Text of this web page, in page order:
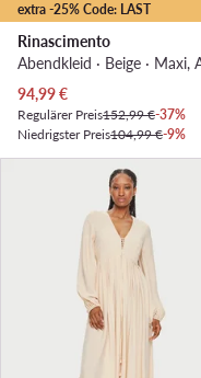
extra -25% Code: LAST
Rinascimento
Aktueller Preis
94,99€
Regulärer Preis152,99 €-37%
Niedrigster Preis104,99 €-9%